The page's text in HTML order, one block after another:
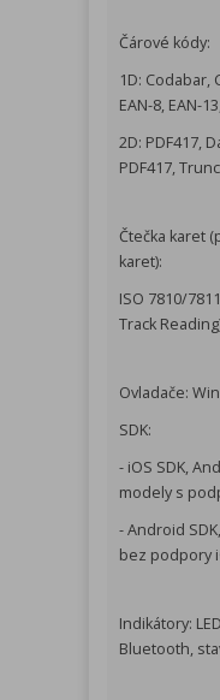
Čárové kódy:
1D: Codabar,
EAN-8, EAN-
2D: PDF417,
PDF417,
Čtečka karet
karet):
ISO 7810/
Track
Ovladače:
SDK:
- iOS SDK,
modely s
- Android
bez podpory
Indikátory:
Bluetooth,